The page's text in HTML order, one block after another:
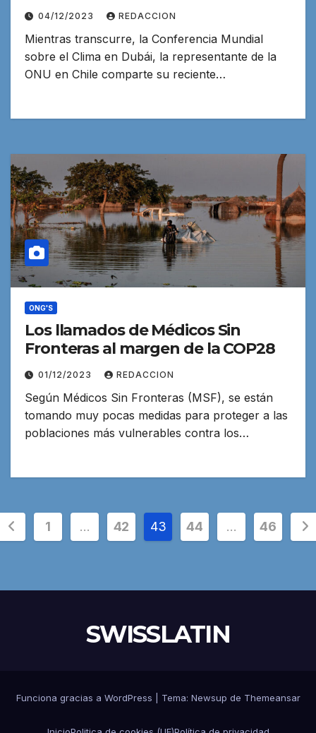
04/12/2023 REDACCION
Mientras transcurre, la Conferencia Mundial
sobre el Clima en Dubái, la representante de la
ONU en Chile comparte su reciente…
ONG'S
Los llamados de Médicos Sin
Fronteras al margen de la COP28
01/12/2023 REDACCION
Según Médicos Sin Fronteras (MSF), se están
tomando muy pocas medidas para proteger a las
poblaciones más vulnerables contra los…
1 … 42 43 44 … 46
SWISSLATIN
Funciona gracias a WordPress Tema: Newsup de Themeansar